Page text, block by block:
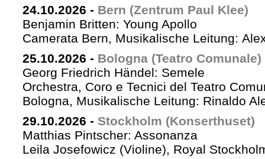
24.10.2026 - Bern (Zentrum Paul Klee)
Benjamin Britten: Young Apollo
Camerata Bern, Musikalische Leitung:
25.10.2026 - Bologna (Teatro Comunale)
Georg Friedrich Händel: Semele
Orchestra, Coro e Tecnici del Teatro
Bologna, Musikalische Leitung: Rinaldo
29.10.2026 - Stockholm (Konserthuset)
Matthias Pintscher: Assonanza
Leila Josefowicz (Violine), Royal